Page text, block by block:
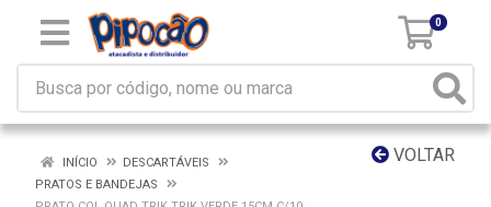
0
VOLTAR
INÍCIO
DESCARTÁVEIS
PRATOS E BANDEJAS